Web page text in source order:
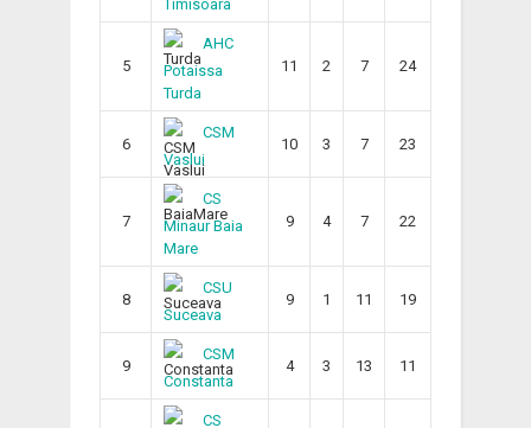
Timisoara
5
AHC
Potaissa
Turda
11 2 7 24
6
CSM
Vaslui
10 3 7 23
7
CS
Minaur Baia
Mare
9 4 7 22
8
CSU
Suceava
9 1 11 19
9
CSM
Constanta
4 3 13 11
CS